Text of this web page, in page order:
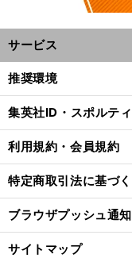
サービス
推奨環境
集英社ID・スポルテ
利用規約・会員規約
特定商取引法に基づ
ブラウザプッシュ通
サイトマップ